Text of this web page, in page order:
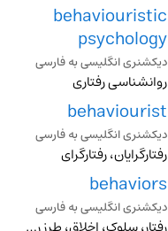
behaviouristic
psychology
دیکشنری انگلیسی به فارسی
روانشناسی رفتاری
behaviourist
دیکشنری انگلیسی به فارسی
رفتارگرایان، رفتارگرای
behaviors
دیکشنری انگلیسی به فارسی